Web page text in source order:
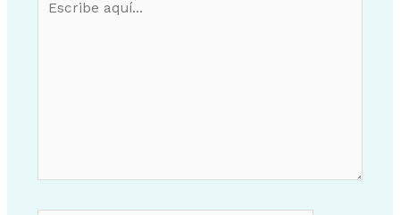
aquí...